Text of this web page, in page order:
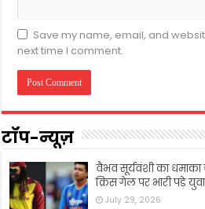
Save my name, email, and
next time I comment.
टॉप-न्यूज़
वैभव सूर्यवंशी का
क्रिस गेल पर भारी पड़े
July 29, 2026